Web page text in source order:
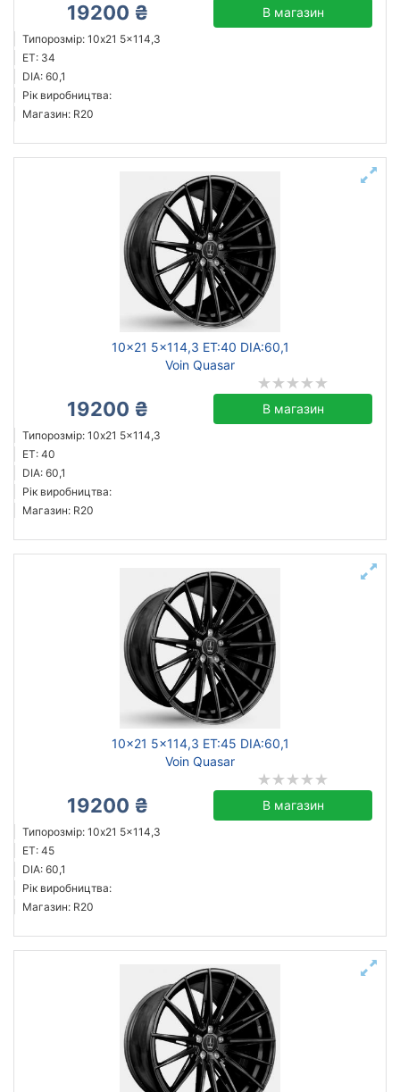
19200 ₴ В магазин
Типорозмір: 10x21 5x114,3
ET: 34
DIA: 60,1
Рік виробництва:
Магазин: R20
10x21 5x114,3 ET:40 DIA:60,1
Voin Quasar
19200 ₴ В магазин
Типорозмір: 10x21 5x114,3
ET: 40
DIA: 60,1
Рік виробництва:
Магазин: R20
10x21 5x114,3 ET:45 DIA:60,1
Voin Quasar
19200 ₴ В магазин
Типорозмір: 10x21 5x114,3
ET: 45
DIA: 60,1
Рік виробництва:
Магазин: R20